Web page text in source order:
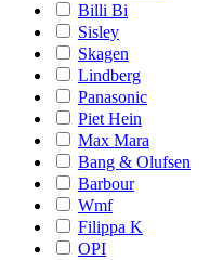
Billi Bi
Sisley
Skagen
Lindberg
Panasonic
Piet Hein
Max Mara
Bang & Olufsen
Barbour
Wmf
Filippa K
OPI